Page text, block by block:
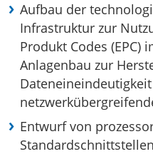
Aufbau der
Infrastruktur zur
Produkt Codes (EPC)
Anlagenbau zur
Entwurf von